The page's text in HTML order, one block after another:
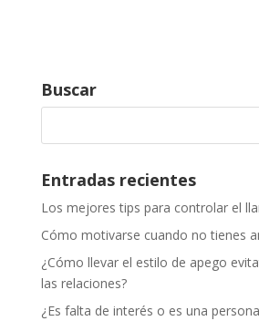
Buscar
Entradas recientes
Los mejores tips para controlar el
Cómo motivarse cuando no tienes
¿Cómo llevar el estilo de apego
las relaciones?
¿Es falta de interés o es una